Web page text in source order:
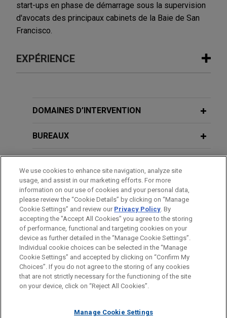
start-ups en phase de démarrage sous la supervision
d'avocats des principaux cabinets de la Baie de San
Francisco.
EXPÉRIENCE
American Industrial Partners enters
acquire Aluminium Dunkerque
Industries France (ADIF), the owner of Europe’s
largest primary aluminium smelter, to Aluminium
Bahrain (Alba).
GE Vernova acquires Alteia
Jones Day advised GE Vernova Inc. in the
acquisition of Alteia, a French company
specializing in visual intelligence solutions that
enable companies to capture, manage and analyze
their visual data.
DOMAINES D’INTERVENTION
BUREAUX
BARREAUX ET JURIDICTIONS
LANGUES PARLÉES
Avant d’envoyer cet e-mail, veuillez prendre note de ce qui suit :
Les informations contenues sur le site www.jonesday.com sont
destinées à un usage général et ne constituent pas des
pas pour effet de créer une relation avocat-client. Aucun envoi
NOUS CONTACTER
MENTIONS LÉGALES
DONNÉES PERSONNELLES
DROITS D’AUTEUR
We use cookies to enhance site navigation, analyze site
usage, and assist in our marketing efforts. For more
information on our use of cookies and your personal data,
please review the “Cookie Details” by clicking on “Manage
Cookie Settings” and review our Privacy Policy. By
accepting the "Accept All Cookies" you agree to the storing
of performance, functional and targeting cookies on your
device as further detailed in the “Manage Cookie Settings”.
Individual cookie choices can be selected in the “Manage
Cookie Settings” and accepted by clicking on “Confirm My
Choices”. If you do not agree to the storing of any cookies
that are not strictly necessary for the functioning of the site
on your device, click on “Reject All Cookies”.
Manage Cookie Settings